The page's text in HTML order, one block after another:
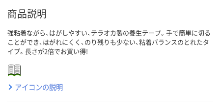
商品説明
強粘着ながら、はがしやすい、テラオカ製の養生テープ。手で簡単に切る
ことができ、はがれにくく、のり残りも少ない、粘着バランスのとれたタ
イプ。長さが2倍でお買い得!
アイコンの説明